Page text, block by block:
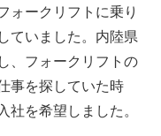
ォークリフトに乗り
ていました。内陸県
、フォークリフトの
事を探していた時
社を希望しました。